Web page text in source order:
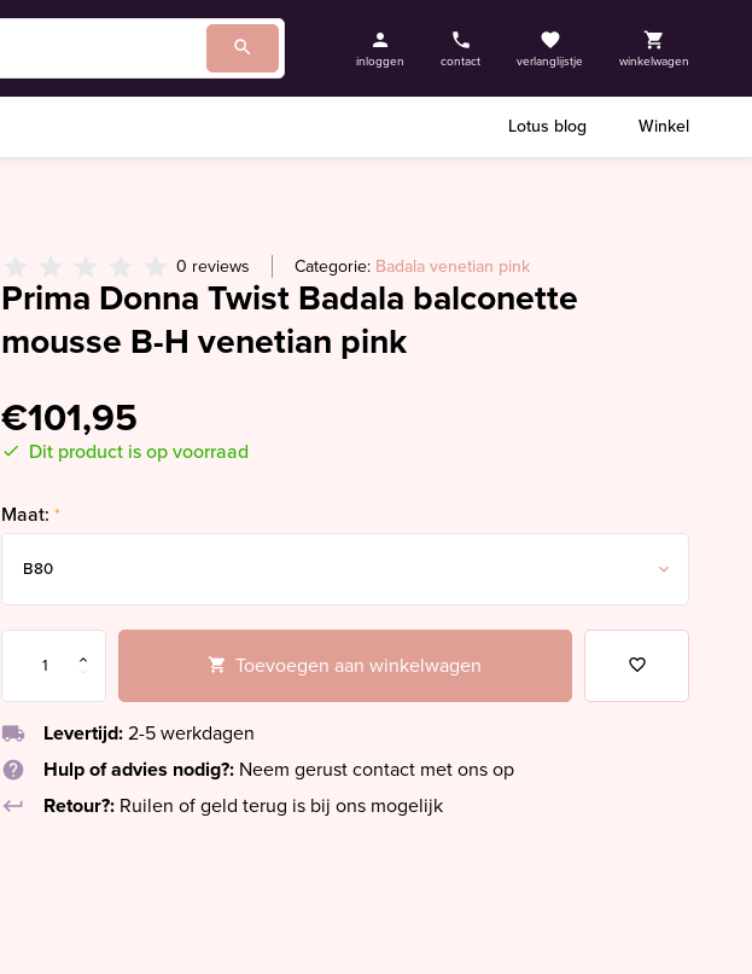
inloggen contact verlanglijstje winkelwagen
Lotus blog Winkel
0 reviews Categorie: Badala venetian pink
Prima Donna Twist Badala balconette
mousse B-H venetian pink
€101,95
Dit product is op voorraad
Maat: *
Toevoegen aan winkelwagen
local_shipping Levertijd: 2-5 werkdagen
help
Hulp of advies nodig?: Neem gerust contact met ons op
keyboard_return
Retour?: Ruilen of geld terug is bij ons mogelijk